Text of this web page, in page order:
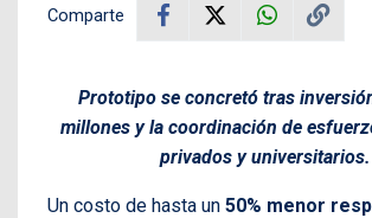
Comparte
Prototipo se concretó tras
millones y la coordinación de
privados y universitarios.
Un costo de hasta un 50% menor